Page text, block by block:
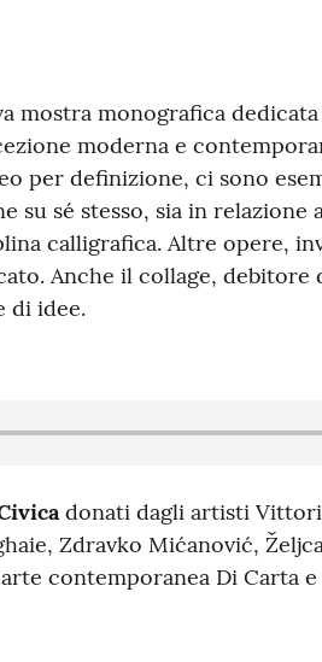
mostra monografica dedicata
moderna e
per definizione, ci sono
sé stesso, sia in relazione
calligrafica. Altre opere,
Anche il collage, debitore
di idee.
donati dagli artisti
Zdravko Mićanović,
contemporanea Di Carta